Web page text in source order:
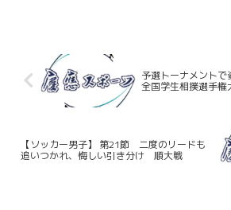
予選トーナメント
全国学生相撲選手権
【ソッカー男子】 第21節 二度のリードも
追いつかれ、悔しい引き分け 順大戦